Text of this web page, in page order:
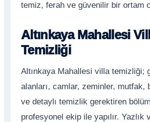
temiz, ferah ve güvenilir bir ortam
Altınkaya Mahallesi
Temizliği
Altınkaya Mahallesi villa temizliği;
alanları, camlar, zeminler, mutfak,
ve detaylı temizlik gerektiren
profesyonel ekip ile yapılır. Yazlık